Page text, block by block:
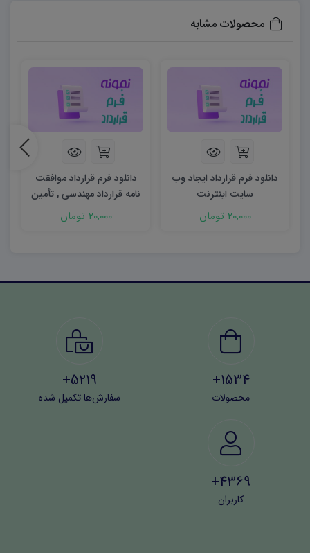
محصولات مشابه
دانلود فرم قرارداد ایجاد وب
سایت اینترنت
20,000 تومان
دانلود فرم قرارداد موافقت
نامه قرارداد مهندسی , تأمین
کالا و تجهیزات (E.P)
20,000 تومان
1534+
محصولات
5219+
سفارش‌ها تکمیل شده
4369+
کاربران